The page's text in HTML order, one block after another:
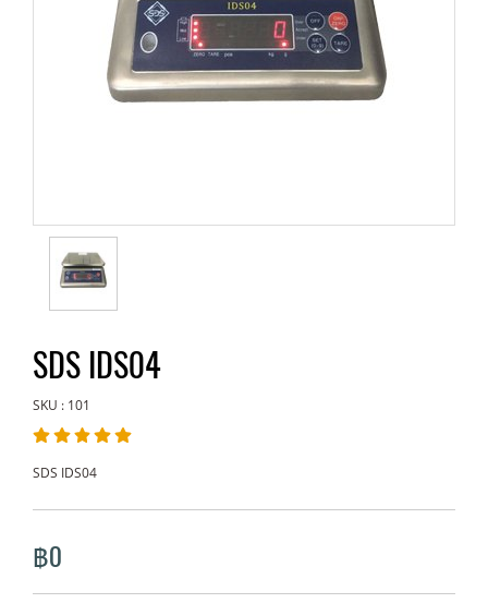
SDS IDS04
SKU : 101
SDS IDS04
฿0